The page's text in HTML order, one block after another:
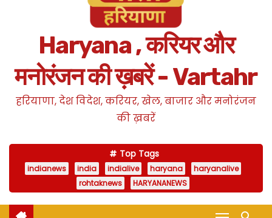
Haryana , करियर और
मनोरंजन की ख़बरें - Vartahr
हरियाणा, देश विदेश, करियर, खेल, बाजार और मनोरंजन
की ख़बरें
Top Tags
indianews india indialive haryana
haryanalive
rohtaknews
HARYANANEWS